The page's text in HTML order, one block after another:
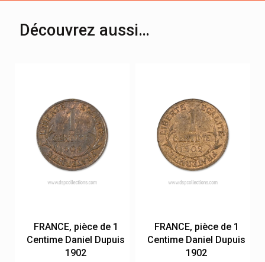
Découvrez aussi…
FRANCE, pièce de 1
Centime Daniel Dupuis
1902
FRANCE, pièce de 1
Centime Daniel Dupuis
1902